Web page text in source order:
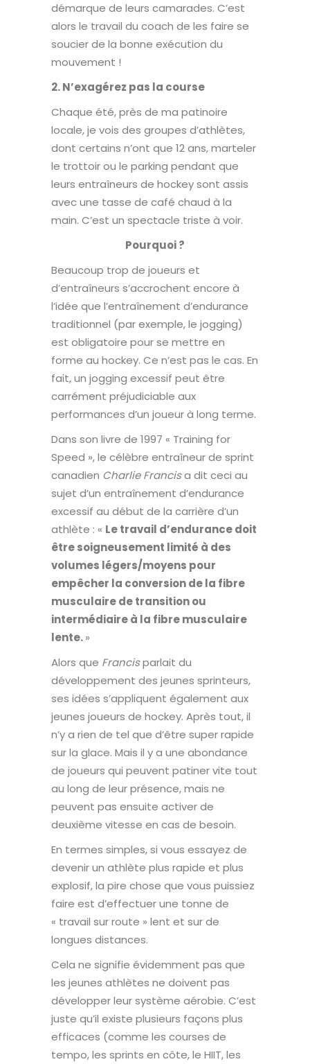
démarque de leurs camarades. C’est
alors le travail du coach de les faire se
soucier de la bonne exécution du
mouvement !
2. N’exagérez pas la course
Chaque été, près de ma patinoire
locale, je vois des groupes d’athlètes,
dont certains n’ont que 12 ans, marteler
le trottoir ou le parking pendant que
leurs entraîneurs de hockey sont assis
avec une tasse de café chaud à la
main. C’est un spectacle triste à voir.
Pourquoi ?
Beaucoup trop de joueurs et
d’entraîneurs s’accrochent encore à
l’idée que l’entraînement d’endurance
traditionnel (par exemple, le jogging)
est obligatoire pour se mettre en
forme au hockey. Ce n’est pas le cas. En
fait, un jogging excessif peut être
carrément préjudiciable aux
performances d’un joueur à long terme.
Dans son livre de 1997 « Training for
Speed », le célèbre entraîneur de sprint
canadien Charlie Francisa dit ceci au
sujet d’un entraînement d’endurance
excessif au début de la carrière d’un
athlète : « Le travail d’endurance doit
être soigneusement limité à des
volumes légers/moyens pour
empêcher la conversion de la fibre
musculaire de transition ou
intermédiaire à la fibre musculaire
lente.»
Alors que Francisparlait du
développement des jeunes sprinteurs,
ses idées s’appliquent également aux
jeunes joueurs de hockey. Après tout, il
n’y a rien de tel que d’être super rapide
sur la glace. Mais il y a une abondance
de joueurs qui peuvent patiner vite tout
au long de leur présence, mais ne
peuvent pas ensuite activer de
deuxième vitesse en cas de besoin.
En termes simples, si vous essayez de
devenir un athlète plus rapide et plus
explosif, la pire chose que vous puissiez
faire est d’effectuer une tonne de
« travail sur route » lent et sur de
longues distances.
Cela ne signifie évidemment pas que
les jeunes athlètes ne doivent pas
développer leur système aérobie. C’est
juste qu’il existe plusieurs façons plus
efficaces (comme les courses de
tempo, les sprints en côte, le HIIT, les